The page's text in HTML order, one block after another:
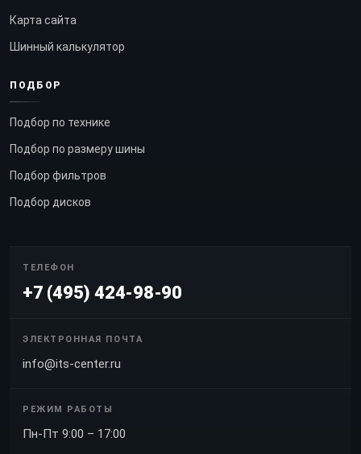
Карта сайта
Шинный калькулятор
ПОДБОР
Подбор по технике
Подбор по размеру шины
Подбор фильтров
Подбор дисков
ТЕЛЕФОН
+7 (495) 424-98-90
ЭЛЕКТРОННАЯ ПОЧТА
info@its-center.ru
РЕЖИМ РАБОТЫ
Пн-Пт 9:00 – 17:00